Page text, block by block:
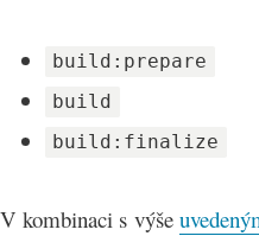
build:prepare
build
build:finalize
V kombinaci s výše